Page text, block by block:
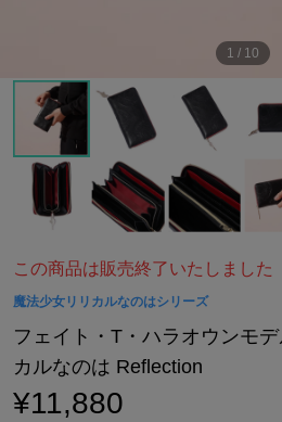
1 / 10
この商品は販売終了いたしました
魔法少女リリカルなのはシリーズ
フェイト・T・ハラオウンモ
カルなのは Reflection
¥11,880